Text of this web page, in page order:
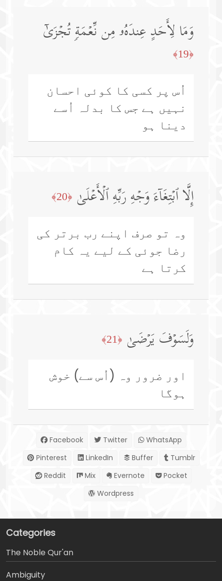
وَمَا لِأَحَدٍ عِندَهُۥ مِن نِّعۡمَةࣲ تُجۡزَىٰۤ
﴿19﴾
اُس پر کسی کا کوئی احسان
نہیں ہے جس کا بدلہ اُسے
دینا ہو
إِلَّا ٱبۡتِغَاۤءَ وَجۡهِ رَبِّهِ ٱلۡأَعۡلَىٰ ﴿20﴾
وہ تو صرف اپنے رب برتر کی
رضا جوئی کے لیے یہ کام
کرتا ہے
وَلَسَوۡفَ یَرۡضَىٰ ﴿21﴾
اور ضرور وہ (اُس سے) خوش
ہوگا
Facebook Twitter
WhatsApp
Pinterest
LinkedIn Buffer
Tumblr
Reddit
Mix Evernote
Pocket
Wordpress
Categories
The Noble Qur'an
Ambiguity